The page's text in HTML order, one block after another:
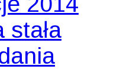
stała